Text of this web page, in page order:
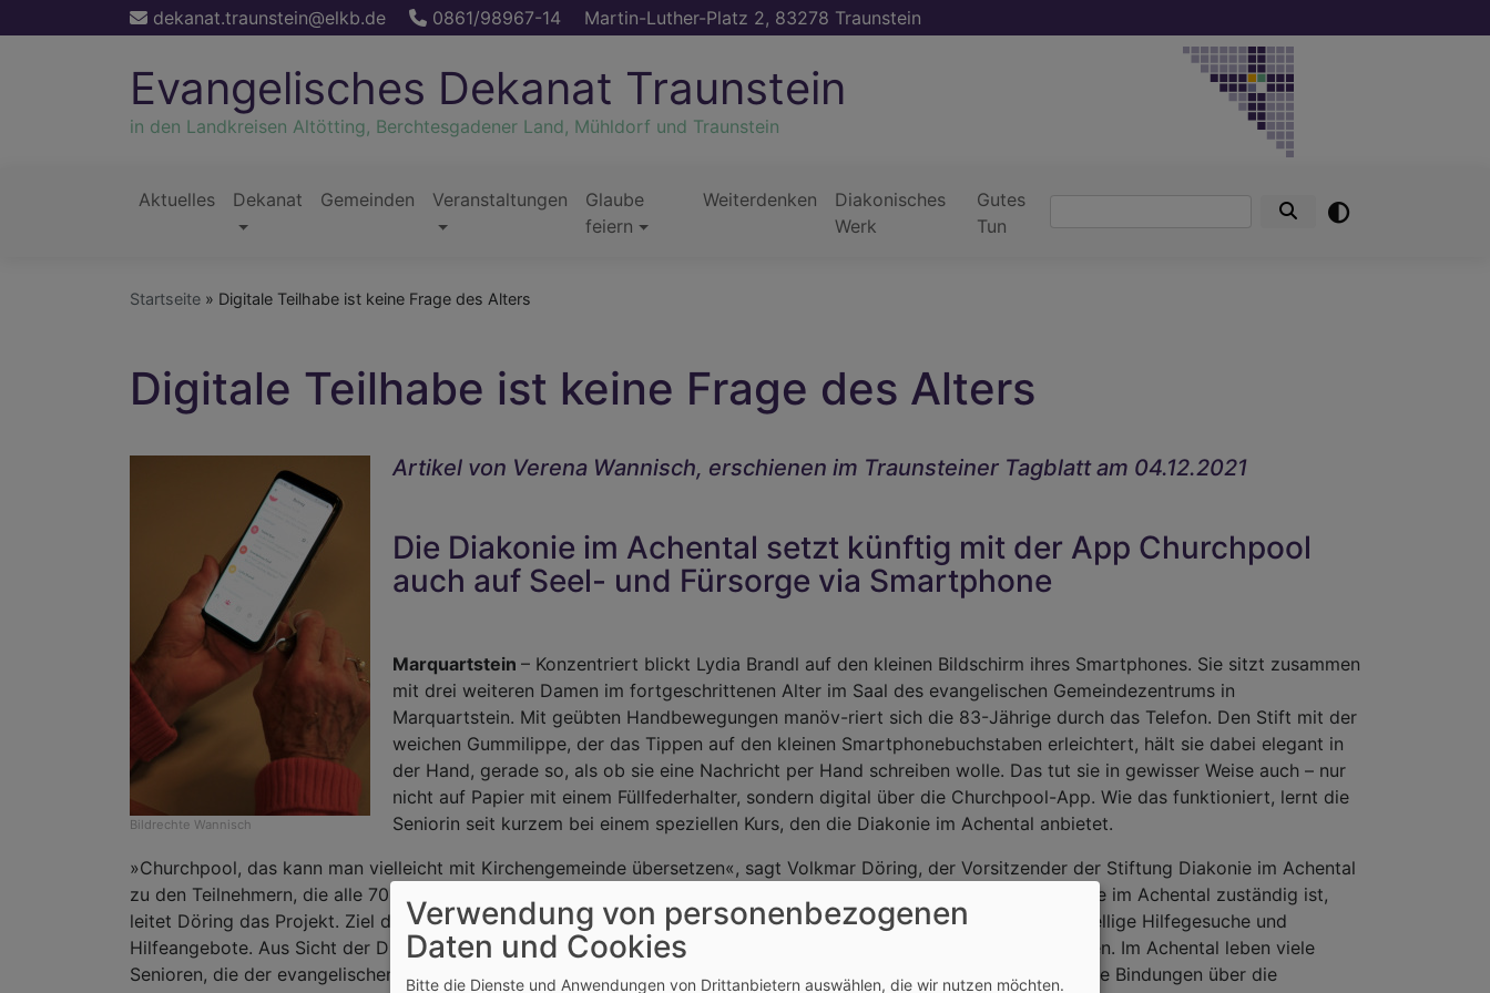
zum
dekanat.traunstein@elkb.de 0861/98967-14 Martin-Luther-Platz 2, 83278 Traunstein
Evangelisches Dekanat Traunstein
in den Landkreisen Altötting, Berchtesgadener Land, Mühldorf und Traunstein
Hauptnavigation
Aktuelles Dekanat Gemeinden Veranstaltungen
Glaube
feiern
Weiterdenken
Diakonisches
Werk
Gutes
Tun
Suche
Startseite Digitale Teilhabe ist keine Frage des Alters
Digitale Teilhabe ist keine Frage des Alters
Bildrechte Wannisch
Artikel von Verena Wannisch, erschienen im Traunsteiner Tagblatt am 04.12.2021
Die Diakonie im Achental setzt künftig mit der App Churchpool
auch auf Seel- und Fürsorge via Smartphone
Marquartstein – Konzentriert blickt Lydia Brandl auf den kleinen Bildschirm ihres Smartphones. Sie sitzt zusammen
mit drei weiteren Damen im fortgeschrittenen Alter im Saal des evangelischen Gemeindezentrums in
Marquartstein. Mit geübten Handbewegungen manöv-riert sich die 83-Jährige durch das Telefon. Den Stift mit der
weichen Gummilippe, der das Tippen auf den kleinen Smartphonebuchstaben erleichtert, hält sie dabei elegant in
der Hand, gerade so, als ob sie eine Nachricht per Hand schreiben wolle. Das tut sie in gewisser Weise auch – nur
nicht auf Papier mit einem Füllfederhalter, sondern digital über die Churchpool-App. Wie das funktioniert, lernt die
Seniorin seit kurzem bei einem speziellen Kurs, den die Diakonie im Achental anbietet.
»Churchpool, das kann man vielleicht mit Kirchengemeinde übersetzen«, sagt Volkmar Döring, der Vorsitzender der Stiftung Diakonie im Achental
zu den Teilnehmern, die alle 70 plus sind. Zusammen mit Diakon Michael Soergel, der als Seelsorger für die Diakonie im Achental zuständig ist,
leitet Döring das Projekt. Ziel der Aktion: eine Art digitale Seel- und Fürsorgeplattform aufzubauen, für niederschwellige Hilfegesuche und
Hilfeangebote. Aus Sicht der Diakonie ein nötiges Instrument, um den Kontakt zu den Gemeindemitgliedern zu halten. Im Achental leben viele
Senioren, die der evangelischen Kirche angehören, aber durch Zuzug erst im gesetzteren Alter oftmals wenig soziale Bindungen über die
Verwendung von personenbezogenen
Daten und Cookies
Bitte die Dienste und Anwendungen von Drittanbietern auswählen, die wir nutzen möchten.